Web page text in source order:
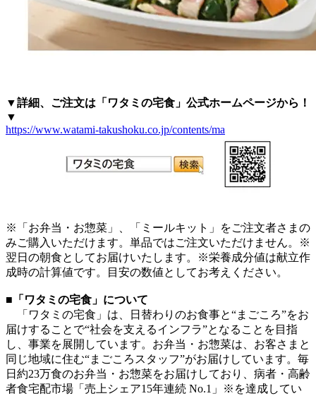
▼詳細、ご注文は「ワタミの宅食」公式ホームページから！
▼
https://www.watami-takushoku.co.jp/contents/ma
※「お弁当・お惣菜」、「ミールキット」をご注文者さまの
みご購入いただけます。単品ではご注文いただけません。※
翌日の朝食としてお届けいたします。※栄養成分値は献立作
成時の計算値です。目安の数値としてお考えください。
■「ワタミの宅食」について
「ワタミの宅食」は、日替わりのお食事と“まごころ”をお
届けすることで“社会を支えるインフラ”となることを目指
し、事業を展開しています。お弁当・お惣菜は、お客さまと
同じ地域に住む“まごころスタッフ”がお届けしています。毎
日約23万食のお弁当・お惣菜をお届けしており、病者・高齢
者食宅配市場「売上シェア15年連続 No.1」※を達成してい